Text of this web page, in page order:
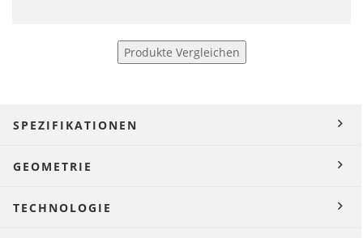
Produkte Vergleichen
SPEZIFIKATIONEN
GEOMETRIE
TECHNOLOGIE